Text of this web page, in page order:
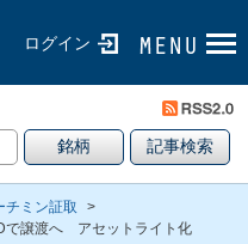
ログイン
チミン証取
>
で譲渡へ アセットライト化